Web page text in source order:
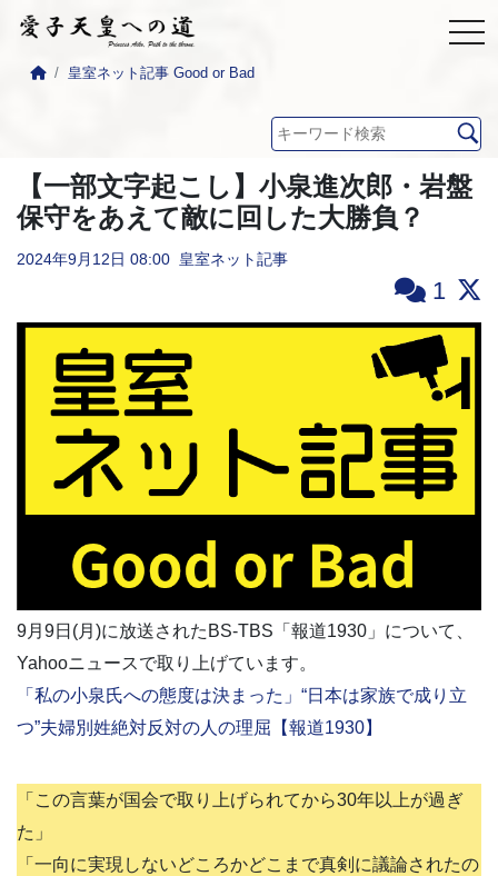
皇室ネット記事 Good or Bad
【一部文字起こし】小泉進次郎・岩盤
保守をあえて敵に回した大勝負？
2024年9月12日 08:00 皇室ネット記事
1
9月9日(月)に放送されたBS-TBS「報道1930」について、
Yahooニュースで取り上げています。
「私の小泉氏への態度は決まった」“日本は家族で成り立
つ”夫婦別姓絶対反対の人の理屈【報道1930】
「この言葉が国会で取り上げられてから30年以上が過ぎ
た」
「一向に実現しないどころかどこまで真剣に議論されたの